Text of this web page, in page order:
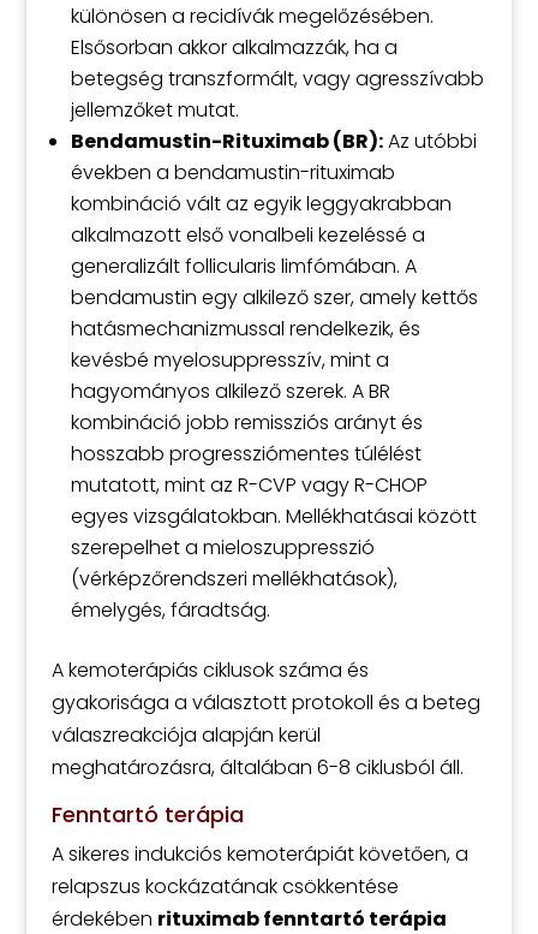
különösen a recidívák megelőzésében.
Elsősorban akkor alkalmazzák, ha a
betegség transzformált, vagy agresszívabb
jellemzőket mutat.
Bendamustin-Rituximab (BR):Az utóbbi
években a bendamustin-rituximab
kombináció vált az egyik leggyakrabban
alkalmazott első vonalbeli kezeléssé a
generalizált follicularis limfómában. A
bendamustin egy alkilező szer, amely kettős
hatásmechanizmussal rendelkezik, és
kevésbé myelosuppresszív, mint a
hagyományos alkilező szerek. A BR
kombináció jobb remissziós arányt és
hosszabb progressziómentes túlélést
mutatott, mint az R-CVP vagy R-CHOP
egyes vizsgálatokban. Mellékhatásai között
szerepelhet a mieloszuppresszió
(vérképzőrendszeri mellékhatások),
émelygés, fáradtság.
A kemoterápiás ciklusok száma és
gyakorisága a választott protokoll és a beteg
válaszreakciója alapján kerül
meghatározásra, általában 6-8 ciklusból áll.
Fenntartó terápia
A sikeres indukciós kemoterápiát követően, a
relapszus kockázatának csökkentése
érdekében rituximab fenntartó terápia